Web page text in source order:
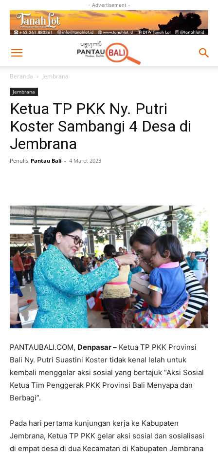
- Advertisement -
Beranda Jembrana
Jembrana
Ketua TP PKK Ny. Putri
Koster Sambangi 4 Desa di
Jembrana
Penulis Pantau Bali - 4 Maret 2023
PANTAUBALI.COM, Denpasar – Ketua TP PKK Provinsi
Bali Ny. Putri Suastini Koster tidak kenal lelah untuk
kembali menggelar aksi sosial yang bertajuk “Aksi Sosial
Ketua Tim Penggerak PKK Provinsi Bali Menyapa dan
Berbagi”.
Pada hari pertama kunjungan kerja ke Kabupaten
Jembrana, Ketua TP PKK gelar aksi sosial dan sosialisasi
di empat desa di dua Kecamatan di Kabupaten Jembrana